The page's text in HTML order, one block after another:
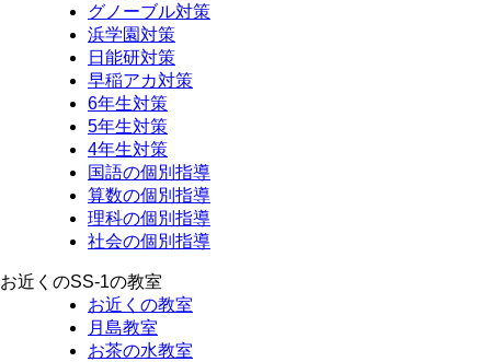
グノーブル対策
浜学園対策
日能研対策
早稲アカ対策
6年生対策
5年生対策
4年生対策
国語の個別指導
算数の個別指導
理科の個別指導
社会の個別指導
お近くのSS-1の教室
お近くの教室
月島教室
お茶の水教室